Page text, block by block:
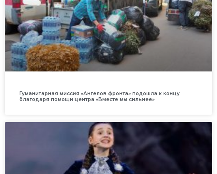
Гуманитарная миссия «Ангелов фронта» подошла к концу
благодаря помощи центра «Вместе мы сильнее»